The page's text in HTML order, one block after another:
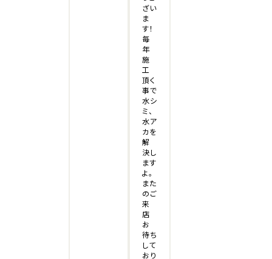
ざい
ま
す！
毎
年
施
工
頂く
事で
水シ
ミ、
水ア
カを
解
決し
ます
よ。
また
のご
来
店
お
待ち
して
おり